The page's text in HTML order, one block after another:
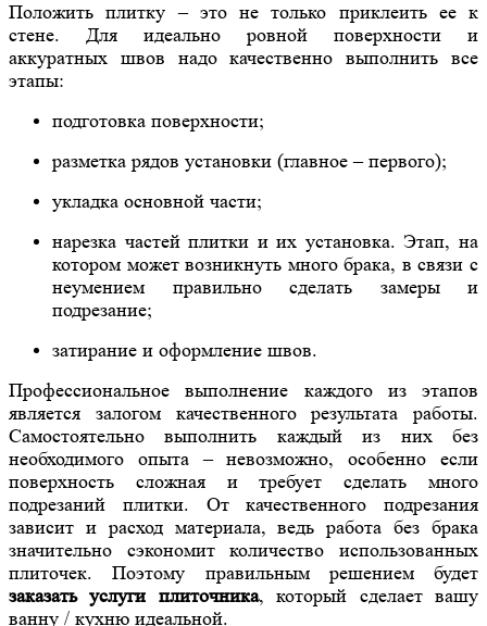
Положить плитку – это не только приклеить ее к
стене. Для идеально ровной поверхности и
аккуратных швов надо качественно выполнить все
этапы:
подготовка поверхности;
разметка рядов установки (главное – первого);
укладка основной части;
нарезка частей плитки и их установка. Этап, на
котором может возникнуть много брака, в связи с
неумением правильно сделать замеры и
подрезание;
затирание и оформление швов.
Профессиональное выполнение каждого из этапов
является залогом качественного результата работы.
Самостоятельно выполнить каждый из них без
необходимого опыта – невозможно, особенно если
поверхность сложная и требует сделать много
подрезаний плитки. От качественного подрезания
зависит и расход материала, ведь работа без брака
значительно сэкономит количество использованных
плиточек. Поэтому правильным решением будет
заказать услуги плиточника, который сделает вашу
ванну / кухню идеальной.